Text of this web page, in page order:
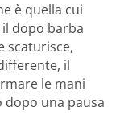
è quella cui
dopo barba
scaturisce,
il
le mani
dopo una pausa